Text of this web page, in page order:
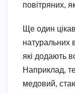
повітряних,
Ще один
натуральних
які додають
Наприклад,
медовий,